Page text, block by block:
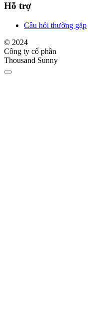
Hỗ trợ
Câu hỏi thường gặp
© 2024
Công ty cổ phần
Thousand Sunny